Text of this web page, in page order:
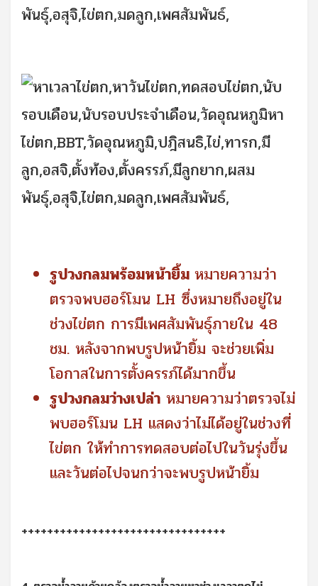
รูปวงกลมพร้อมหน้ายิ้ม หมายความว่า
ตรวจพบฮอร์โมน LH ซึ่งหมายถึงอยู่ใน
ช่วงไข่ตก การมีเพศสัมพันธุ์ภายใน 48
ชม. หลังจากพบรูปหน้ายิ้ม จะช่วยเพิ่ม
โอกาสในการตั้งครรภ์ได้มากขึ้น
รูปวงกลมว่างเปล่า หมายความว่าตรวจไม่
พบฮอร์โมน LH แสดงว่าไม่ได้อยู่ในช่วงที่
ไข่ตก ให้ทำการทดสอบต่อไปในวันรุ่งขึ้น
และวันต่อไปจนกว่าจะพบรูปหน้ายิ้ม
++++++++++++++++++++++++++++++++